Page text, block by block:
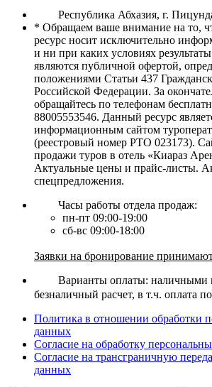
Республика Абхазия, г.
* Обращаем ваше внимание на то,
ресурс носит исключительно
и ни при каких условиях
являются публичной офертой,
положениями Статьи 437
Российской Федерации. За
обращайтесь по телефонам
88005553546. Данный ресурс
информационным сайтом
(реестровый номер РТО 023173).
продажи туров в отель «Киараз
Актуальные цены и прайс-листы.
спецпредложения.
Часы работы отдела продаж:
пн-пт 09:00-19:00
сб-вс 09:00-18:00
Заявки на бронирование
Варианты оплаты: наличными
безналичный расчет, в т.ч. оплата
Политика в отношении обработки
данных
Согласие на обработку
Согласие на трансграничную
данных